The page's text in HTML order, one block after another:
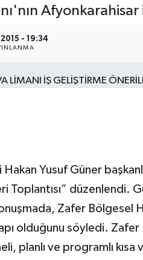
- 19:34
Yusuf Güner
Toplantısı” düzenlendi.
Zafer Bölgesel
olduğunu söyledi. Zafer
planlı ve programlı kısa